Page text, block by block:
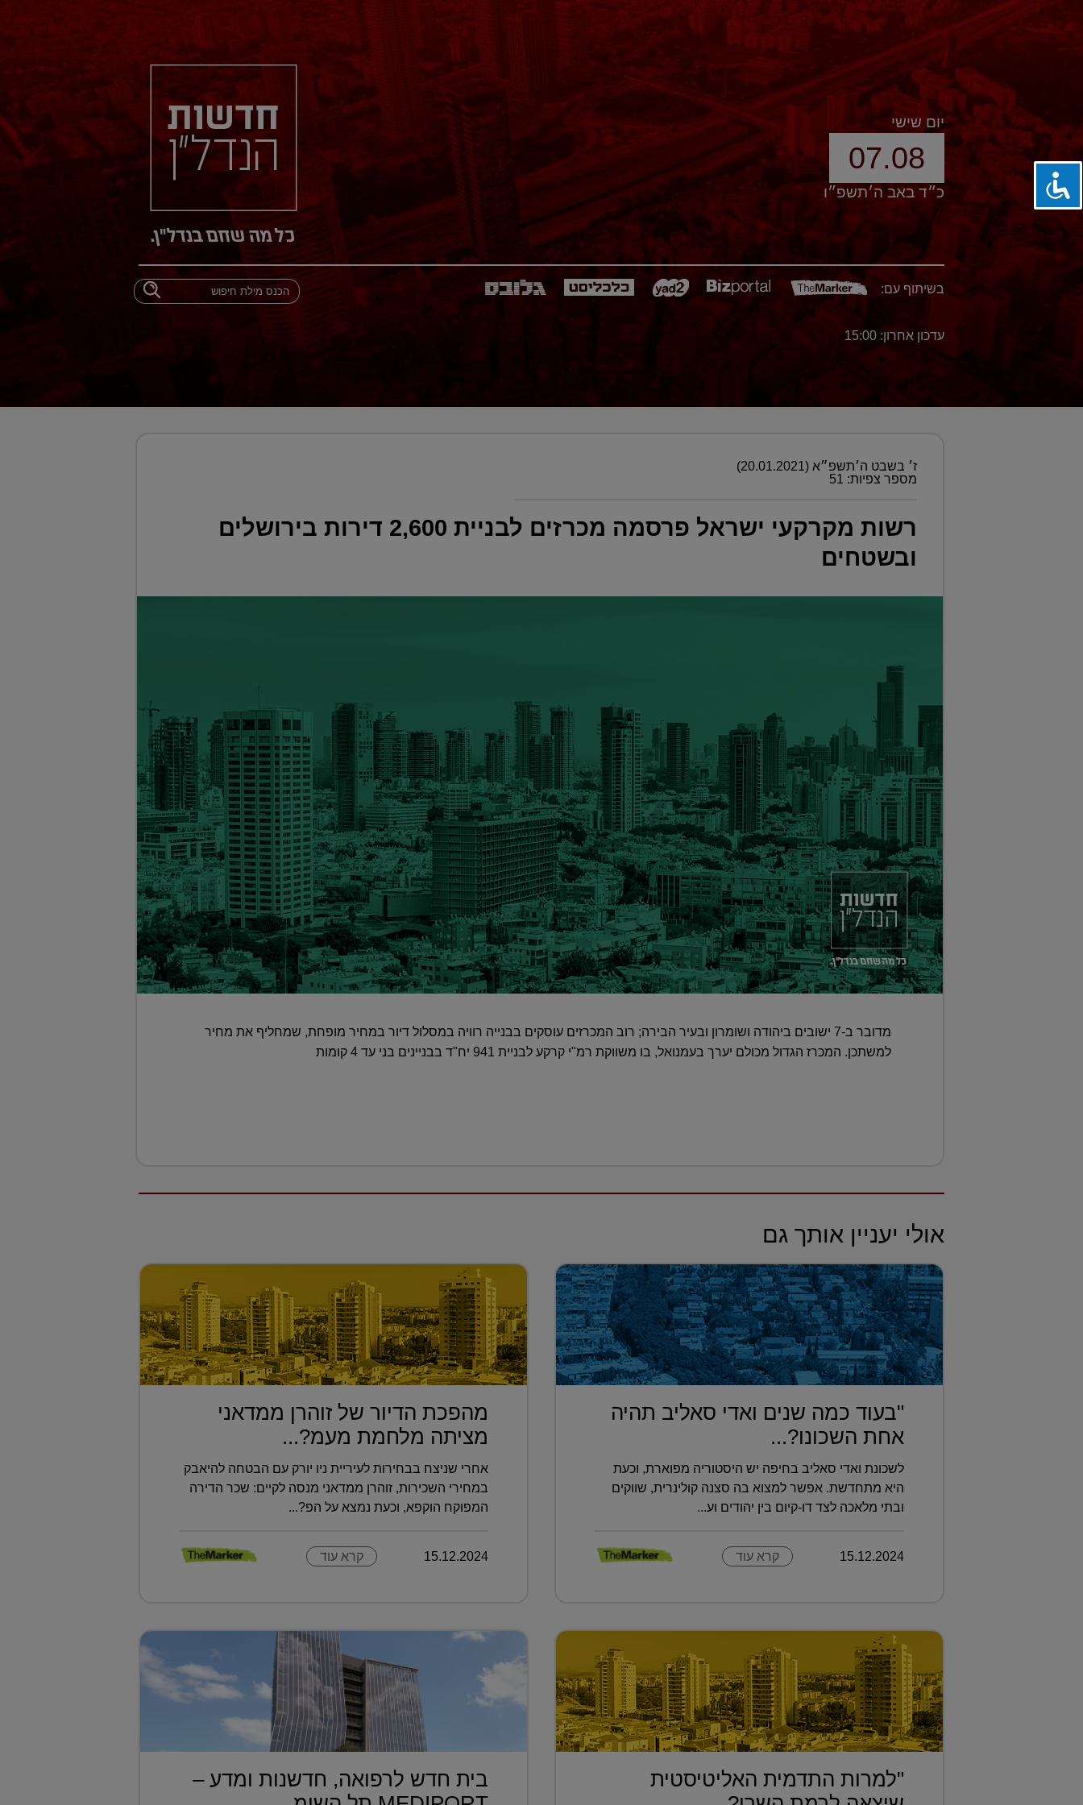
יום שישי
07.08
כ״ד באב ה׳תשפ״ו
בשיתוף עם:
עדכון אחרון: 15:00
ז׳ בשבט ה׳תשפ״א (20.01.2021)
מספר צפיות: 51
רשות מקרקעי ישראל פרסמה מכרזים לבניית 2,600 דירות בירושלים
ובשטחים
מדובר ב-7 ישובים ביהודה ושומרון ובעיר הבירה; רוב המכרזים עוסקים בבנייה רוויה במסלול דיור במחיר מופחת, שמחליף את מחיר
למשתכן. המכרז הגדול מכולם יערך בעמנואל, בו משווקת רמ"י קרקע לבניית 941 יח"ד בבניינים בני עד 4 קומות
אולי יעניין אותך גם
"בעוד כמה שנים ואדי סאליב תהיה
אחת השכונו?...
לשכונת ואדי סאליב בחיפה יש היסטוריה מפוארת, וכעת
היא מתחדשת. אפשר למצוא בה סצנה קולינרית, שווקים
ובתי מלאכה לצד דו-קיום בין יהודים וע...
15.12.2024 קרא עוד
מהפכת הדיור של זוהרן ממדאני
מציתה מלחמת מעמ?...
אחרי שניצח בבחירות לעיריית ניו יורק עם הבטחה להיאבק
במחירי השכירות, זוהרן ממדאני מנסה לקיים: שכר הדירה
המפוקח הוקפא, וכעת נמצא על הפ?...
15.12.2024 קרא עוד
"למרות התדמית האליטיסטית
בית חדש לרפואה, חדשנות ומדע –